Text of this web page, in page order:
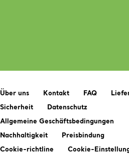
Über uns Kontakt FAQ
Sicherheit
Datenschutz
Allgemeine Geschäftsbedingungen
Nachhaltigkeit
Preisbindung
Cookie-richtline
Cookie-